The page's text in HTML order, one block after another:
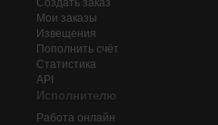
Создать заказ
Мои заказы
Извещения
Пополнить счёт
Статистика
API
Исполнителю
Работа онлайн